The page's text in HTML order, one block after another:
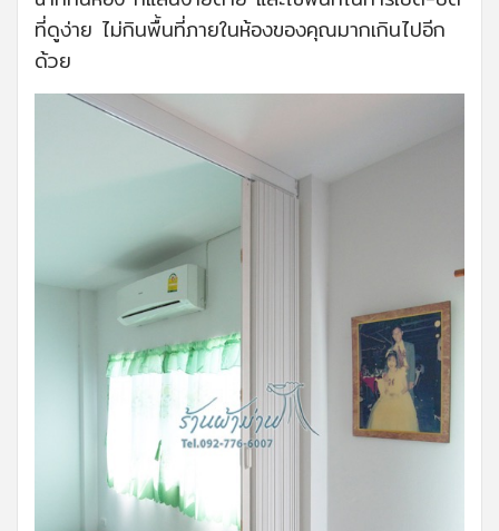
ที่ดูง่าย ไม่กินพื้นที่ภายในห้องของคุณมากเกินไปอีก
ด้วย